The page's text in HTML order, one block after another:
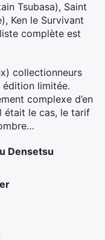
Tsubasa), Saint
Ken le Survivant
complète est
collectionneurs
édition limitée.
complexe d’en
était le cas, le tarif
Densetsu